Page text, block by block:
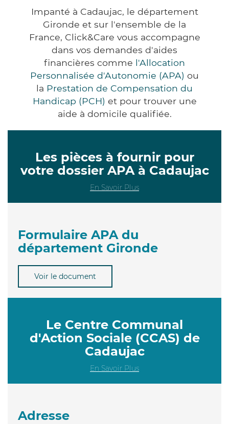
Impanté à Cadaujac, le département
Gironde et sur l'ensemble de la
France, Click&Care vous accompagne
dans vos demandes d'aides
financières comme l'Allocation
Personnalisée d'Autonomie (APA) ou
la Prestation de Compensation du
Handicap (PCH) et pour trouver une
aide à domicile qualifiée.
Les pièces à fournir pour
votre dossier APA à Cadaujac
En Savoir Plus
Formulaire APA du
département Gironde
Voir le document
Le Centre Communal
d'Action Sociale (CCAS) de
Cadaujac
En Savoir Plus
Adresse